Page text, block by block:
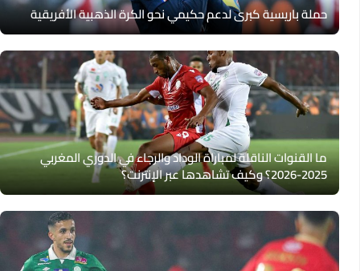
حملة باريسية كبرى لدعم حكيمي نحو الكرة الذهبية الأفريقية
ما القنوات الناقلة لمباراة الوداد والرجاء في الدوري المغربي
2025-2026؟ وكيف تشاهدها عبر الإنترنت؟